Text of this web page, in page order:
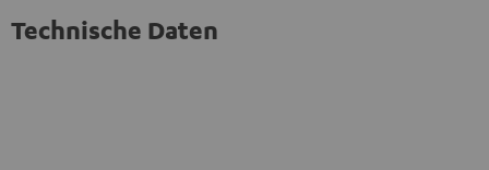
Technische Daten